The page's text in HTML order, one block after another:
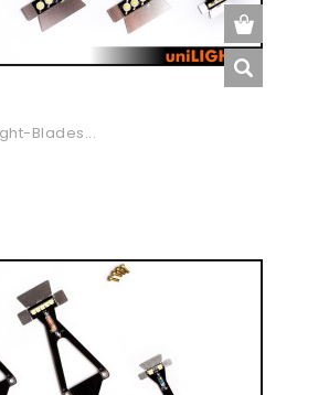
Blades...